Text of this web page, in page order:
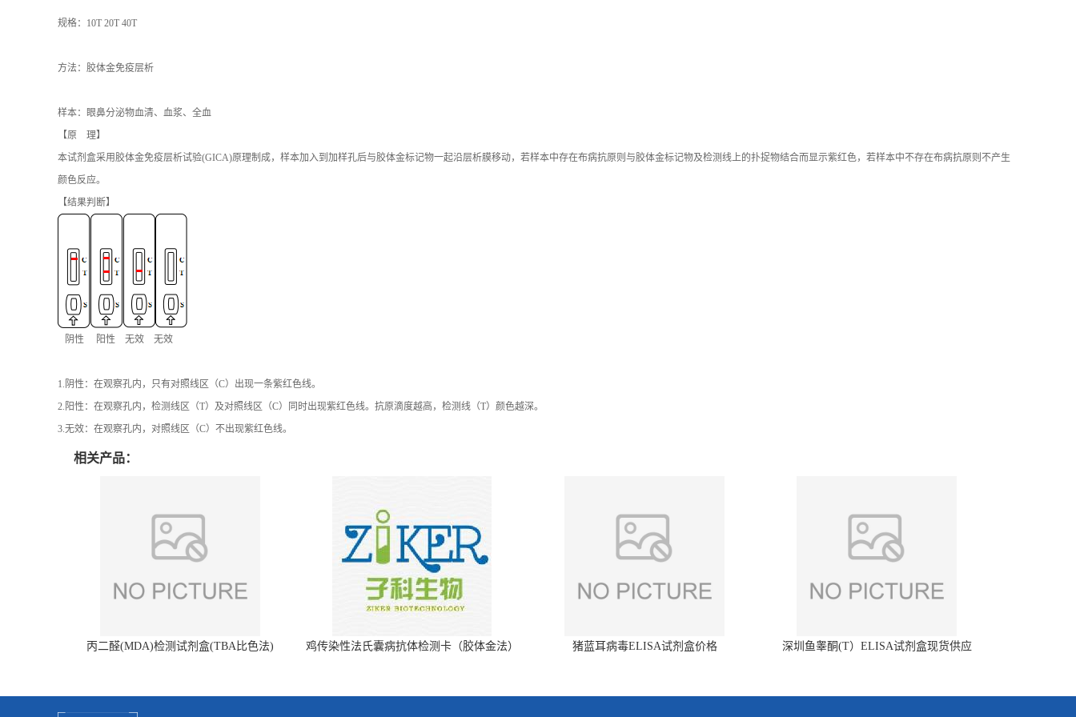
规格：10T 20T 40T
方法：胶体金免疫层析
样本：眼鼻分泌物血清、血浆、全血
【原 理】
本试剂盒采用胶体金免疫层析试验(GICA)原理制成，样本加入到加样孔后与胶体金标记物一起沿层析膜移动，若样本中存在布病抗原则与胶体金标记物及检测线上的扑捉物结合而显示紫红色，若样本中不存在布病抗原则不产生
颜色反应。
【结果判断】
阴性 阳性 无效 无效
1.阴性：在观察孔内，只有对照线区（C）出现一条紫红色线。
2.阳性：在观察孔内，检测线区（T）及对照线区（C）同时出现紫红色线。抗原滴度越高，检测线（T）颜色越深。
3.无效：在观察孔内，对照线区（C）不出现紫红色线。
相关产品：
丙二醛(MDA)检测试剂盒(TBA比色法) 鸡传染性法氏囊病抗体检测卡（胶体金法） 猪蓝耳病毒ELISA试剂盒价格 深圳鱼睾酮(T）ELISA试剂盒现货供应